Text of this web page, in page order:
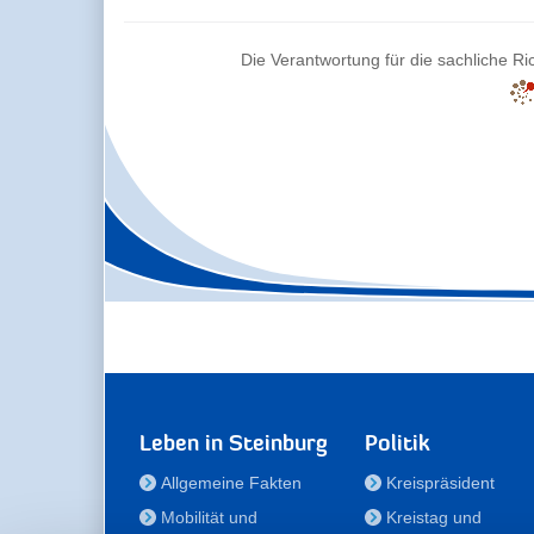
Die Verantwortung für die sachliche
Leben in Steinburg
Allgemeine Fakten
Mobilität und
Politik
Kreispräsident
Kreistag und